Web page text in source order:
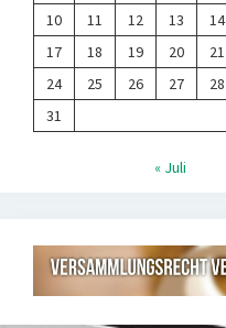
10
11 12 13 14
17
18 19 20 21
24
25 26 27 28
31
« Juli